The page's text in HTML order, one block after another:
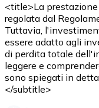
Acquista con
Carta di credito
Usa le carte
Acquista con
Negozio - Carte
<title>La
regolata dal
Tuttavia,
essere adatto agli
di perdita totale
leggere e
sono spiegati in
</subtitle>